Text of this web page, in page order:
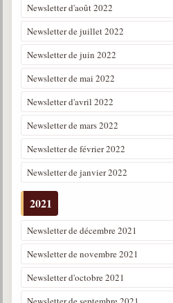
Newsletter d'août 2022
Newsletter de juillet 2022
Newsletter de juin 2022
Newsletter de mai 2022
Newsletter d'avril 2022
Newsletter de mars 2022
Newsletter de février 2022
Newsletter de janvier 2022
2021
Newsletter de décembre 2021
Newsletter de novembre 2021
Newsletter d'octobre 2021